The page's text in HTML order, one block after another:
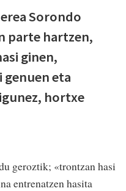
Sorondo
parte hartzen,
ginen,
genuen eta
hortxe
geroztik; «trontzan hasi
entrenatzen hasita